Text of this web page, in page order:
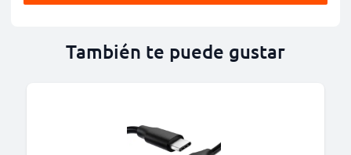
También te puede gustar